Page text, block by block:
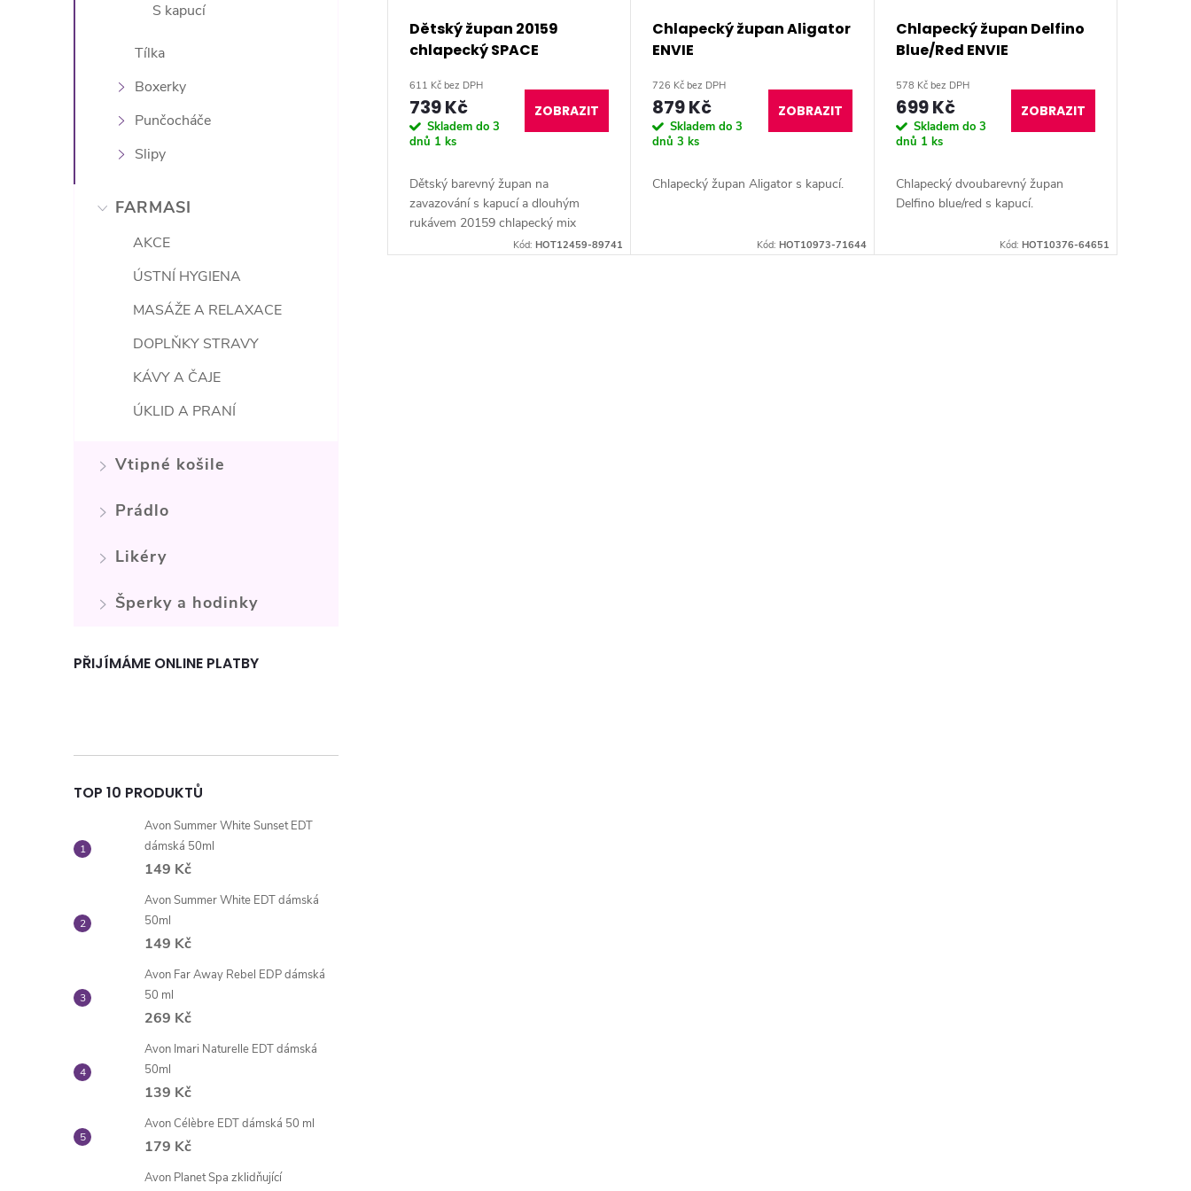
S kapucí
Tílka
Boxerky
Punčocháče
Slipy
FARMASI
AKCE
ÚSTNÍ HYGIENA
MASÁŽE A RELAXACE
DOPLŇKY STRAVY
KÁVY A ČAJE
ÚKLID A PRANÍ
Vtipné košile
Prádlo
Likéry
Šperky a hodinky
PŘIJÍMÁME ONLINE PLATBY
TOP 10 PRODUKTŮ
Avon Summer White Sunset EDT
dámská 50ml
149 Kč
Avon Summer White EDT dámská
50ml
149 Kč
Avon Far Away Rebel EDP dámská
50 ml
269 Kč
Avon Imari Naturelle EDT dámská
50ml
139 Kč
Avon Célèbre EDT dámská 50 ml
179 Kč
Avon Planet Spa zklidňující
k
Dětský župan 20159
chlapecký SPACE
611 Kč bez DPH
739 Kč
Skladem do 3
dnů 1 ks
ZOBRAZIT
Dětský barevný župan na
zavazování s kapucí a dlouhým
rukávem 20159 chlapecký mix
Kód:HOT12459-89741
Chlapecký župan Aligator
ENVIE
726 Kč bez DPH
879 Kč
Skladem do 3
dnů3 ks
ZOBRAZIT
Chlapecký župan Aligator s kapucí.
Kód: HOT10973-71644
Chlapecký župan Delfino
Blue/Red ENVIE
578 Kč bez DPH
699 Kč
Skladem do 3
dnů 1 ks
ZOBRAZIT
Chlapecký dvoubarevný župan
Delfino blue/red s kapucí.
Kód: HOT10376-64651